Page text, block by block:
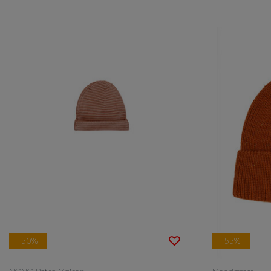
-50% -55%